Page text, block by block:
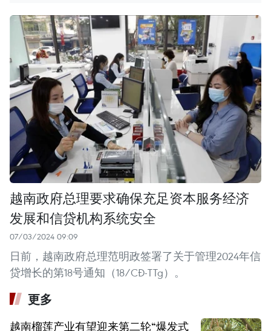
越南政府总理要求确保充足资本服务经济
发展和信贷机构系统安全
07/03/2024 09:09
日前，越南政府总理范明政签署了关于管理2024年信
贷增长的第18号通知（18/CĐ-TTg）。
更多
越南榴莲产业有望迎来第二轮“爆发式